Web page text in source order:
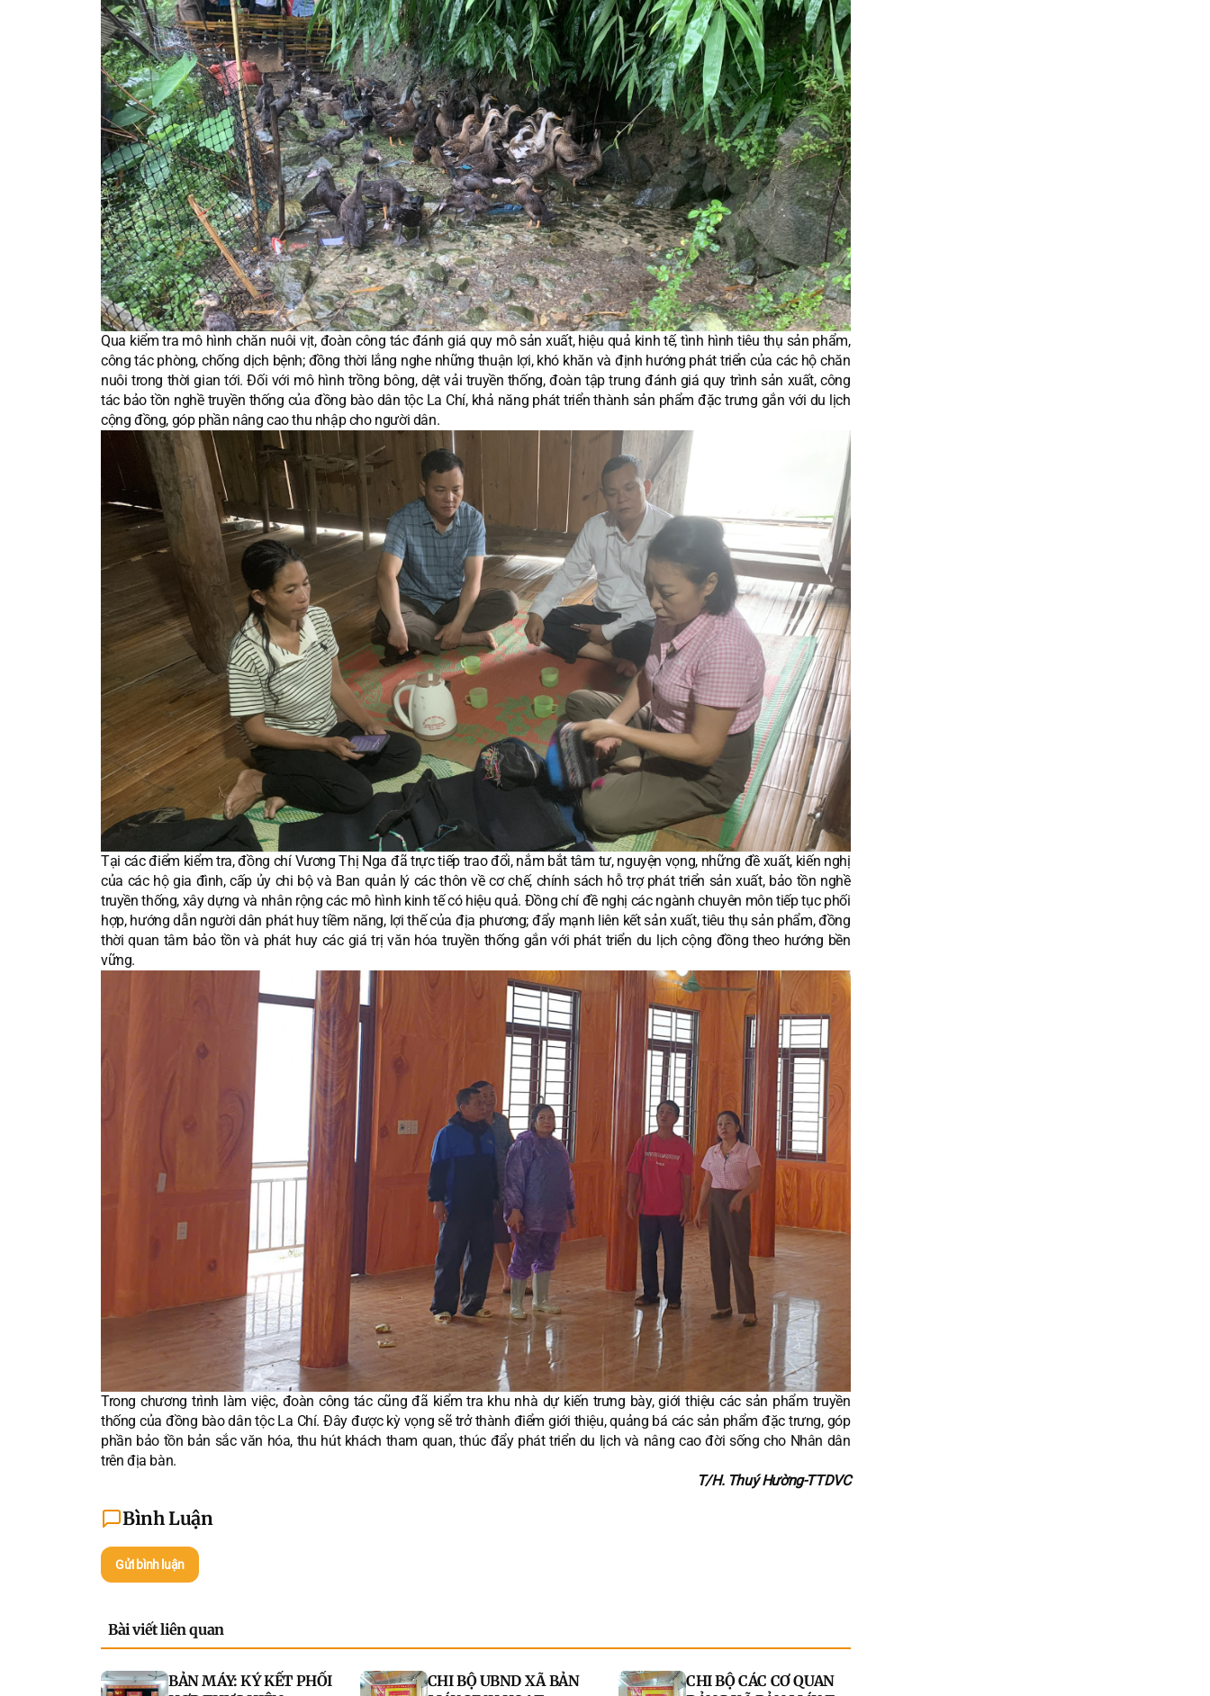
Qua kiểm tra mô hình chăn nuôi vịt, đoàn công tác đánh giá quy mô sản xuất, hiệu quả kinh tế, tình hình tiêu thụ sản phẩm,
công tác phòng, chống dịch bệnh; đồng thời lắng nghe những thuận lợi, khó khăn và định hướng phát triển của các hộ chăn
nuôi trong thời gian tới. Đối với mô hình trồng bông, dệt vải truyền thống, đoàn tập trung đánh giá quy trình sản xuất, công
tác bảo tồn nghề truyền thống của đồng bào dân tộc La Chí, khả năng phát triển thành sản phẩm đặc trưng gắn với du lịch
cộng đồng, góp phần nâng cao thu nhập cho người dân.
Tại các điểm kiểm tra, đồng chí Vương Thị Nga đã trực tiếp trao đổi, nắm bắt tâm tư, nguyện vọng, những đề xuất, kiến nghị
của các hộ gia đình, cấp ủy chi bộ và Ban quản lý các thôn về cơ chế, chính sách hỗ trợ phát triển sản xuất, bảo tồn nghề
truyền thống, xây dựng và nhân rộng các mô hình kinh tế có hiệu quả. Đồng chí đề nghị các ngành chuyên môn tiếp tục phối
hợp, hướng dẫn người dân phát huy tiềm năng, lợi thế của địa phương; đẩy mạnh liên kết sản xuất, tiêu thụ sản phẩm, đồng
thời quan tâm bảo tồn và phát huy các giá trị văn hóa truyền thống gắn với phát triển du lịch cộng đồng theo hướng bền
vững.
Trong chương trình làm việc, đoàn công tác cũng đã kiểm tra khu nhà dự kiến trưng bày, giới thiệu các sản phẩm truyền
thống của đồng bào dân tộc La Chí. Đây được kỳ vọng sẽ trở thành điểm giới thiệu, quảng bá các sản phẩm đặc trưng, góp
phần bảo tồn bản sắc văn hóa, thu hút khách tham quan, thúc đẩy phát triển du lịch và nâng cao đời sống cho Nhân dân
trên địa bàn.
T/H. Thuý Hường-TTDVC
Bình Luận
Gửi bình luận
Bài viết liên quan
BẢN MÁY: KÝ KẾT PHỐI
CHI BỘ UBND XÃ BẢN
CHI BỘ CÁC CƠ QUAN